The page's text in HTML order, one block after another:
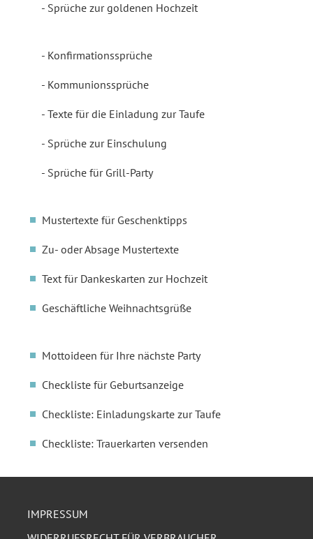
Sprüche zur goldenen Hochzeit
Konfirmationssprüche
Kommunionssprüche
Texte für die Einladung zur Taufe
Sprüche zur Einschulung
Sprüche für Grill-Party
Mustertexte für Geschenktipps
Zu- oder Absage Mustertexte
Text für Dankeskarten zur Hochzeit
Geschäftliche Weihnachtsgrüße
Mottoideen für Ihre nächste Party
Checkliste für Geburtsanzeige
Checkliste: Einladungskarte zur Taufe
Checkliste: Trauerkarten versenden
IMPRESSUM